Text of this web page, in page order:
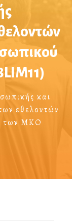
και
εθελοντών
των ΜΚΟ